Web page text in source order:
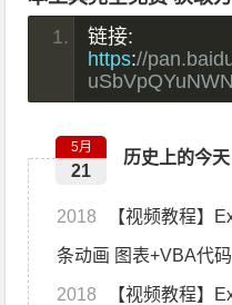
链接:
https://
历史上的今天
5月
21
2018 【视频教程】
条动画 图表+VBA代码
2018 【视频教程】